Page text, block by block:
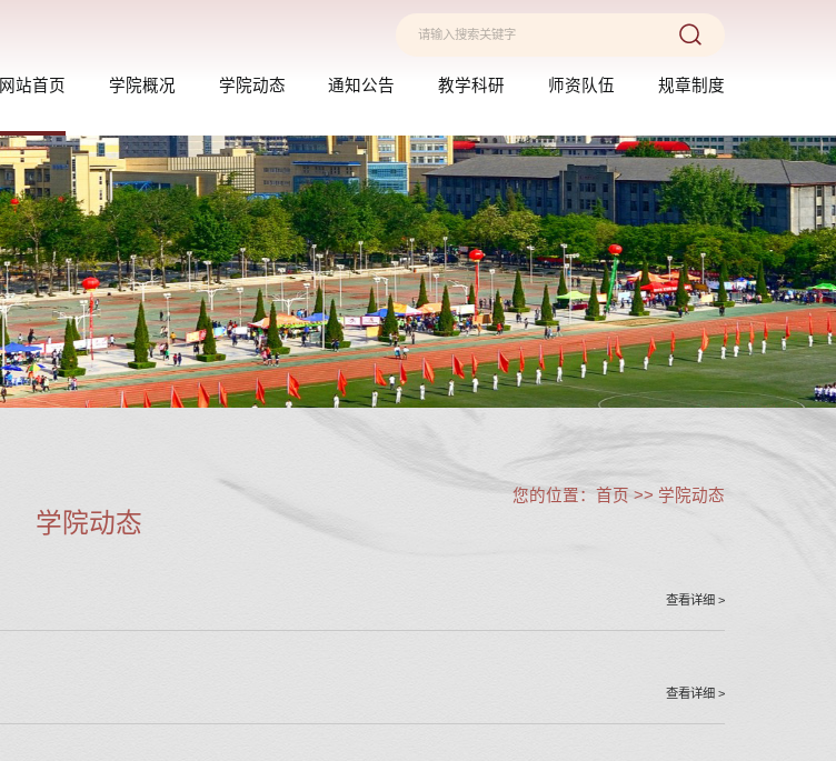
网站首页 学院概况 学院动态 通知公告 教学科研 师资队伍 规章制度
您的位置：首页 >> 学院动态
学院动态
查看详细 >
查看详细 >